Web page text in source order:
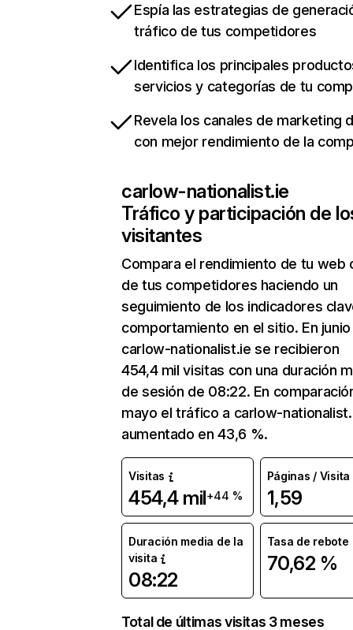
Espía las estrategias de
tráfico de tus competidores
Identifica los principales
servicios y categorías de tu
Revela los canales de marketing
con mejor rendimiento de la
carlow-nationalist.ie
Tráfico y participación de
visitantes
Compara el rendimiento de tu web
de tus competidores haciendo un
seguimiento de los indicadores
comportamiento en el sitio. En junio
carlow-nationalist.ie se recibieron
454,4 mil visitas con una duración
de sesión de 08:22. En
mayo el tráfico a carlow-
aumentado en 43,6 %.
Visitas
454,4 mil+44 %
Páginas / Visita
1,59
Duración media de la
visita
08:22
Tasa de rebote
70,62 %
Total de últimas visitas 3 meses